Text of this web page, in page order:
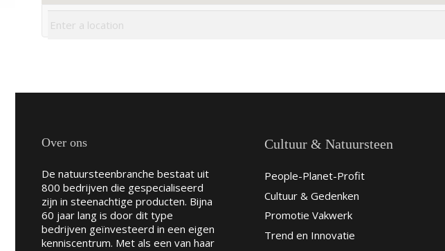
Over ons
De natuursteenbranche bestaat uit
800 bedrijven die gespecialiseerd
zijn in steenachtige producten. Bijna
60 jaar lang is door dit type
bedrijven geïnvesteerd in een eigen
kenniscentrum. Met als een van haar
Cultuur & Natuursteen
People-Planet-Profit
Cultuur & Gedenken
Promotie Vakwerk
Trend en Innovatie